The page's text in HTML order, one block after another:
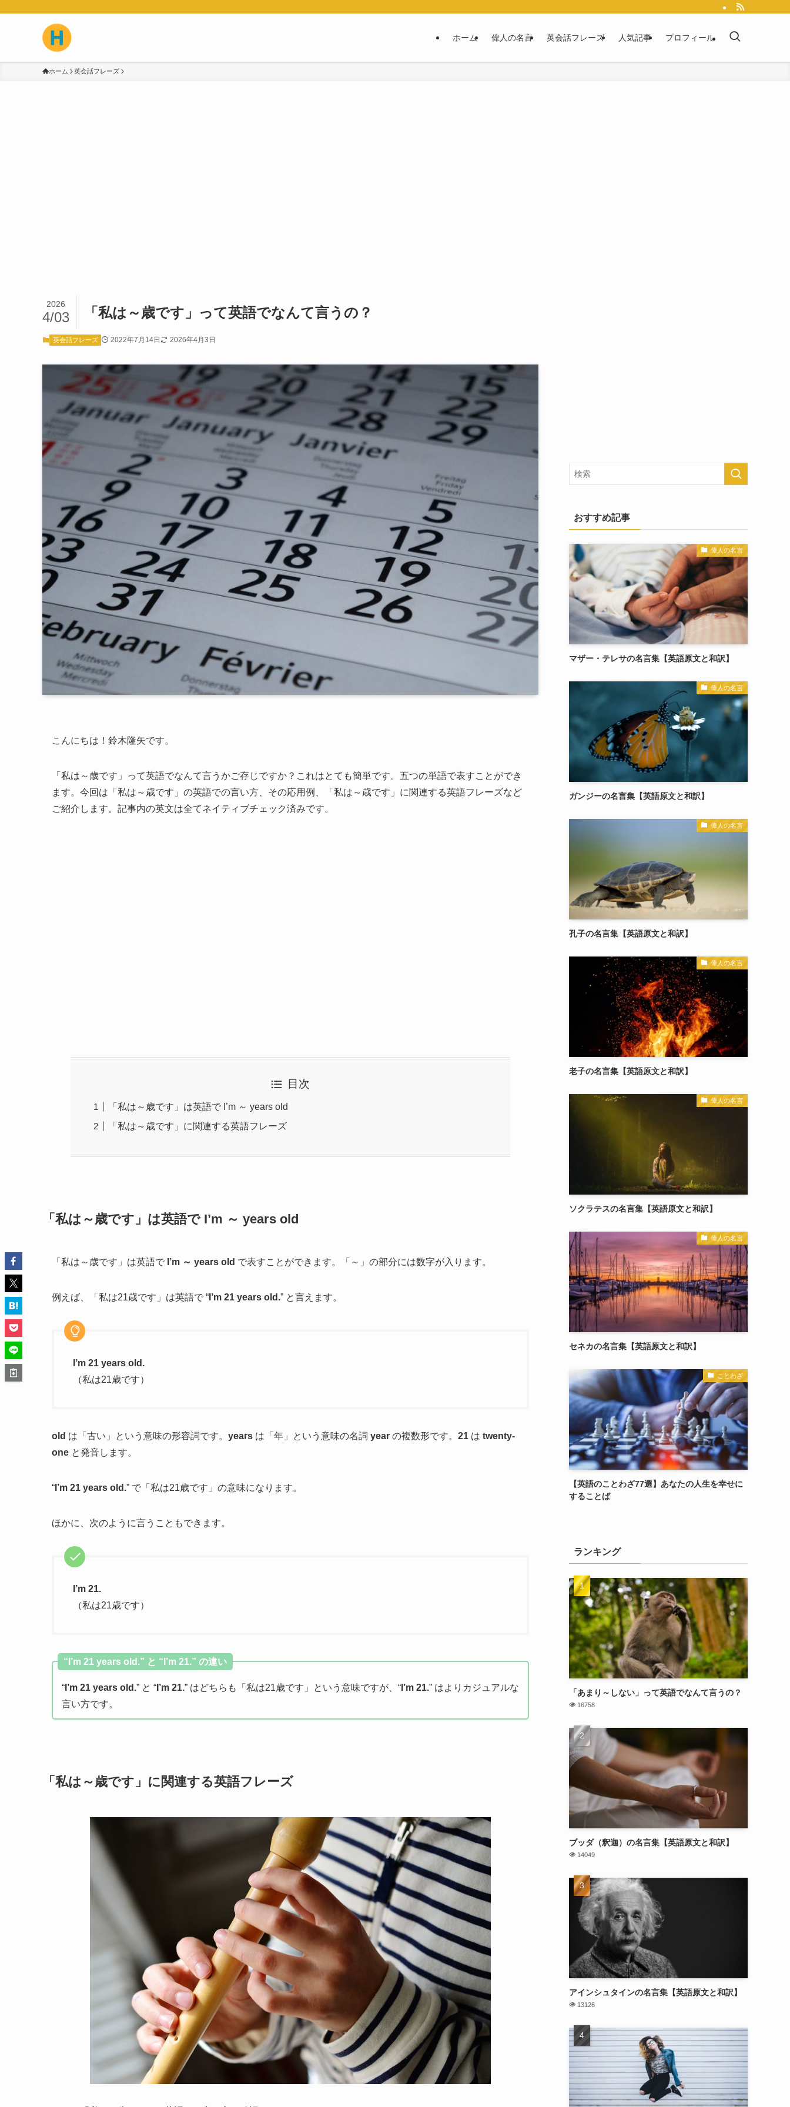
ホーム 偉人の名言 英会話フレーズ 人気記事 プロフィール
ホーム 英会話フレーズ
「私は～歳です」って英語でなんて言うの？
2026
4/03
英会話フレーズ 2022年7月14日 2026年4月3日
こんにちは！鈴木隆矢です。
「私は～歳です」って英語でなんて言うかご存じですか？これはとても簡単です。五つの単語で表すことができ
ます。今回は「私は～歳です」の英語での言い方、その応用例、「私は～歳です」に関連する英語フレーズなど
ご紹介します。記事内の英文は全てネイティブチェック済みです。
目次
「私は～歳です」は英語で I’m ～ years old
「私は～歳です」に関連する英語フレーズ
「私は～歳です」は英語で I’m ～ years old
「私は～歳です」は英語で I’m ～ years old で表すことができます。「～」の部分には数字が入ります。
例えば、「私は21歳です」は英語で “ I’m 21 years old.” と言えます。
I’m 21 years old.
（私は21歳です）
old は「古い」という意味の形容詞です。 years は「年」という意味の名詞 year の複数形です。 21 は twenty-
one と発音します。
“ I’m 21 years old.” で「私は21歳です」の意味になります。
ほかに、次のように言うこともできます。
I’m 21.
（私は21歳です）
“I’m 21 years old.” と “I’m 21.” の違い
“ I’m 21 years old.” と “ I’m 21.” はどちらも「私は21歳です」という意味ですが、“ I’m 21.” はよりカジュアルな
言い方です。
「私は～歳です」に関連する英語フレーズ
おすすめ記事
偉人の名言
マザー・テレサの名言集【英語原文と和訳】
偉人の名言
ガンジーの名言集【英語原文と和訳】
偉人の名言
孔子の名言集【英語原文と和訳】
偉人の名言
老子の名言集【英語原文と和訳】
偉人の名言
ソクラテスの名言集【英語原文と和訳】
偉人の名言
セネカの名言集【英語原文と和訳】
ことわざ
【英語のことわざ77選】あなたの人生を幸せに
することば
ランキング
「あまり～しない」って英語でなんて言うの？
16758
ブッダ（釈迦）の名言集【英語原文と和訳】
14049
アインシュタインの名言集【英語原文と和訳】
13126